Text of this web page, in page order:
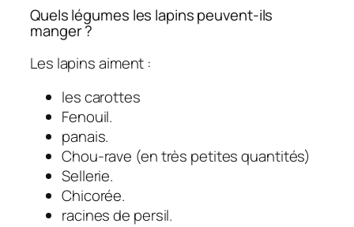
Quels légumes les lapins peuvent-ils
manger ?
Les lapins aiment :
les carottes
Fenouil.
panais.
Chou-rave (en très petites quantités)
Sellerie.
Chicorée.
racines de persil.